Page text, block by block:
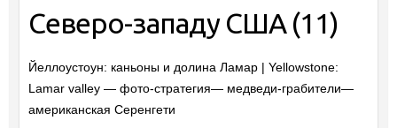
Северо-западу США (11)
Йеллоустоун: каньоны и долина Ламар | Yellowstone:
Lamar valley — фото-стратегия— медведи-грабители—
американская Серенгети